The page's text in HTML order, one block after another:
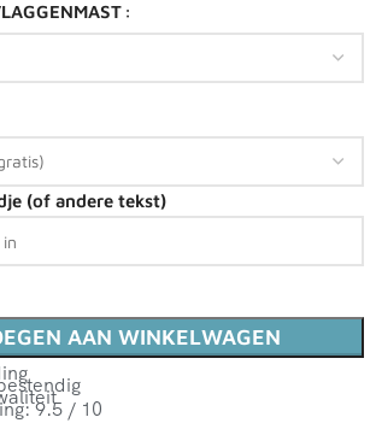
(of andere tekst)
AAN WINKELWAGEN
9.5 / 10